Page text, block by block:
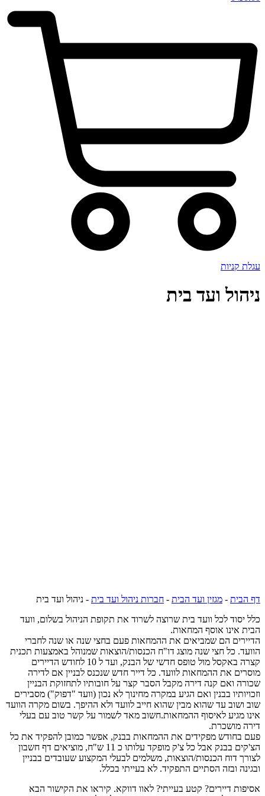
עגלת קניות
ניהול ועד בית
דף הבית - מגזין ועד הבית - חברות ניהול ועד בית - ניהול ועד בית
כלל יסוד לכל וועד בית שרוצה לשרוד את תקופת הניהול בשלום, וועד
הבית אינו אוסף המחאות.
הדיירים הם שמביאים את ההמחאות פעם בחצי שנה או שנה לחברי
הוועד. כל חצי שנה מוצג דו"ח הכנסות/הוצאות שמנוהל באמצעות תכנית
קצרה באקסל מול טופס חדשי של הבנק, ועד ל 10 לחודש הדיירים
מוסרים את ההמחאות לוועד. כל דייר חדש שנכנס לבניין אם לדירה
שכורה ואם קנה דירה מקבל הסבר קצר על חובותיו לתחזוקת הבניין
וזכויותיו בבנין ואם הגיע במקרה מחינוך לא נכון (וועד "דפוק") מסבירים
שוב ושוב עד שהוא מבין שהוא חייב לוועד ולא ההיפך. בשום מקרה הוועד
אינו מגיע לאיסוף ההמחאות.חשוב מאד לשמור על קשר טוב עם בעלי
דירה מושכרת.
פעם בחודש מפקידים את ההמחאות בבנק, אפשר כמובן להפקיד את כל
הצ'קים בבנק אבל כל צ'ק מופקד עלותו כ 11 ש"ח, מוציאים דף חשבון
לצורך דוח הכנסות/הוצאות, משלמים לבעלי המקצוע שעובדים בבניין
ובגינה ובזה הסתיים התפקיד. לא בעייתי בכלל.
אסיפות דיירים? קטע בעייתי? לאוו דווקא. קיראו את הקישור הבא